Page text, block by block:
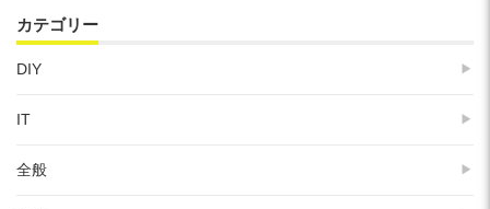
カテゴリー
DIY
IT
全般